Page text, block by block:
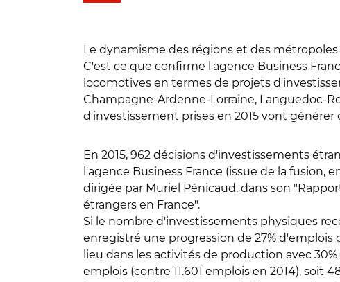
Le dynamisme des régions et des
C'est ce que confirme l'agence Business
locomotives en termes de projets
Champagne-Ardenne-Lorraine, Languedoc-
d'investissement prises en 2015 vont
En 2015, 962 décisions d'investissements
l'agence Business France (issue de la fusion,
dirigée par Muriel Pénicaud, dans son
étrangers en France".
Si le nombre d'investissements physiques
enregistré une progression de 27% d'emplois
lieu dans les activités de production avec
emplois (contre 11.601 emplois en 2014), soit